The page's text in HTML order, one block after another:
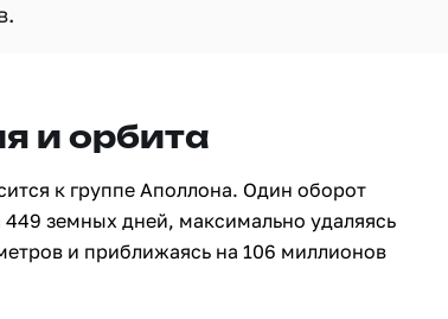
и орбита
к группе Аполлона. Один оборот
земных дней, максимально удаляясь
и приближаясь на 106 миллионов